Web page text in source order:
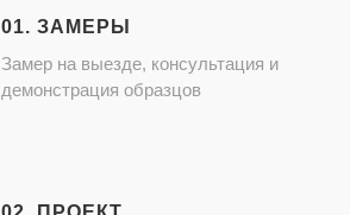
01. ЗАМЕРЫ
Замер на выезде, консультация и
демонстрация образцов